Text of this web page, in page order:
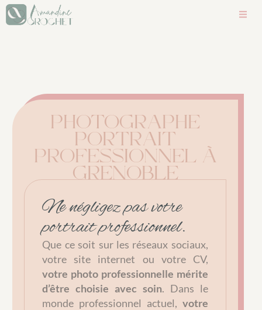
PHOTOGRAPHE
PORTRAIT
PROFESSIONNEL À
GRENOBLE
Ne négligez pas votre
portrait professionnel.
Que ce soit sur les réseaux sociaux,
votre site internet ou votre CV,
votre photo professionnelle mérite
d’être choisie avec soin. Dans le
monde professionnel actuel, votre